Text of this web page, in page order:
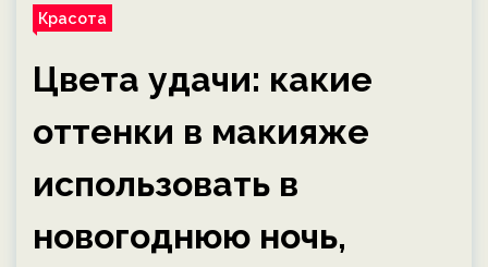
Красота
Цвета удачи: какие
оттенки в макияже
использовать в
новогоднюю ночь,